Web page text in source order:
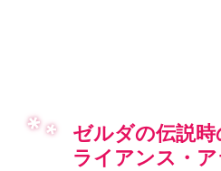
ゼルダの伝説
ライアンス・